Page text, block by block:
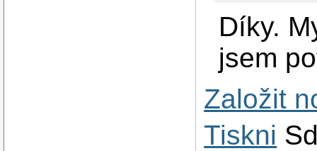
Díky.
jsem
Založit
Tiskni